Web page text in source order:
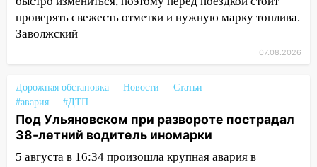
15:08 В Кузоватово после прокурорской
проверки обновили разметку на
14:40
запретили остановку автомобилей на
50-метровом участке
14:22 В Новом городе 8 августа пройдет
большой фестиваль «Наше время» с
проверять свежесть отметки и нужную марку топлива.
Заволжский
07.08.2026
Дорожная обстановка Новости
Статьи
#авария
#ДТП
Под Ульяновском при развороте пострадал
38-летний водитель иномарки
5 августа в 16:34 произошла крупная авария в